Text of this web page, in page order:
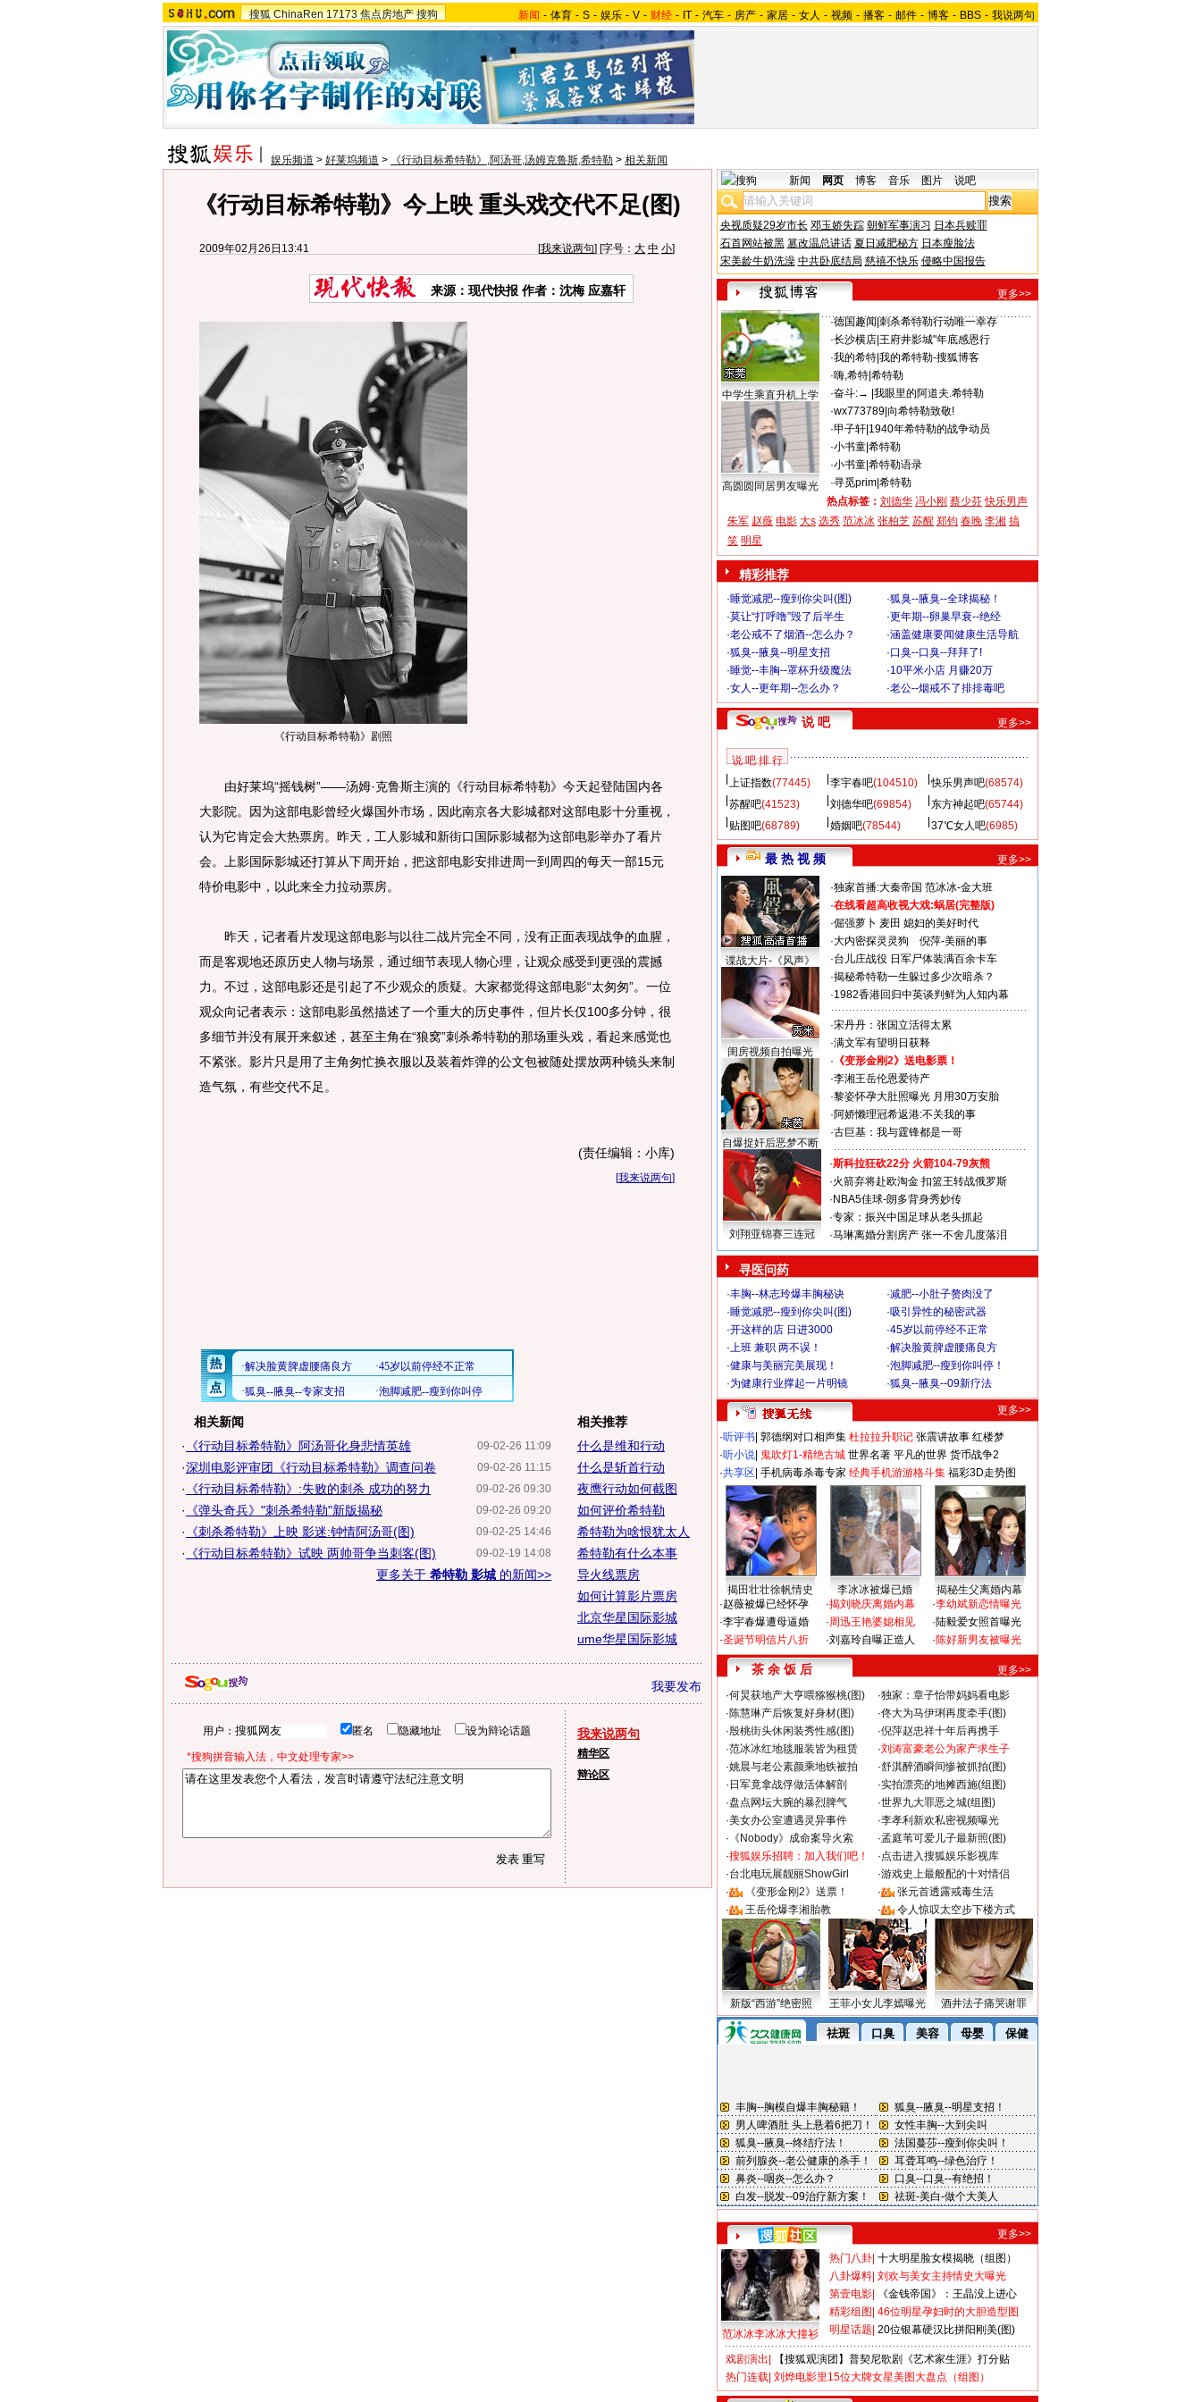
搜狐 ChinaRen 17173 焦点房地产 搜狗 新闻 - 体育 - S - 娱乐 - V - 财经 - IT - 汽车 - 房产 - 家居 - 女人 - 视频 - 播客 - 邮件 - 博客 - BBS - 我说两句
娱乐频道 > 好莱坞频道 > 《行动目标希特勒》,阿汤哥,汤姆克鲁斯,希特勒 > 相关新闻
《行动目标希特勒》今上映 重头戏交代不足(图)
2009年02月26日13:41 [我来说两句] [字号： 大 中 小]
来源：现代快报 作者：沈梅 应嘉轩
《行动目标希特勒》剧照
由好莱坞“摇钱树”——汤姆·克鲁斯主演的《行动目标希特勒》今天起登陆国内各
大影院。因为这部电影曾经火爆国外市场，因此南京各大影城都对这部电影十分重视，
认为它肯定会大热票房。昨天，工人影城和新街口国际影城都为这部电影举办了看片
会。上影国际影城还打算从下周开始，把这部电影安排进周一到周四的每天一部15元
特价电影中，以此来全力拉动票房。
昨天，记者看片发现这部电影与以往二战片完全不同，没有正面表现战争的血腥，
而是客观地还原历史人物与场景，通过细节表现人物心理，让观众感受到更强的震撼
力。不过，这部电影还是引起了不少观众的质疑。大家都觉得这部电影“太匆匆”。一位
观众向记者表示：这部电影虽然描述了一个重大的历史事件，但片长仅100多分钟，很
多细节并没有展开来叙述，甚至主角在“狼窝”刺杀希特勒的那场重头戏，看起来感觉也
不紧张。影片只是用了主角匆忙换衣服以及装着炸弹的公文包被随处摆放两种镜头来制
造气氛，有些交代不足。
(责任编辑：小库)
[我来说两句]
相关新闻
09-02-26 11:09
· 《行动目标希特勒》阿汤哥化身悲情英雄
09-02-26 11:15
·深圳电影评审团《行动目标希特勒》调查问卷
09-02-26 09:30
· 《行动目标希特勒》:失败的刺杀 成功的努力
09-02-26 09:20
· 《弹头奇兵》"刺杀希特勒"新版揭秘
09-02-25 14:46
· 《刺杀希特勒》上映 影迷:钟情阿汤哥(图)
09-02-19 14:08
·
《行动目标希特勒》试映 两帅哥争当刺客(图)
更多关于 希特勒 影城 的新闻>>
相关推荐
什么是维和行动
什么是斩首行动
夜鹰行动如何截图
如何评价希特勒
希特勒为啥恨犹太人
希特勒有什么本事
导火线票房
如何计算影片票房
北京华星国际影城
ume华星国际影城
我要发布
用户： 匿名 隐藏地址 设为辩论话题
*搜狗拼音输入法，中文处理专家>>
我来说两句
精华区
辩论区
新闻 网页 博客 音乐 图片 说吧
央视质疑29岁市长 邓玉娇失踪 朝鲜军事演习 日本兵赎罪
石首网站被黑 篡改温总讲话 夏日减肥秘方 日本瘦脸法
宋美龄牛奶洗澡 中共卧底结局 慈禧不快乐 侵略中国报告
更多>>
中学生乘直升机上学
高圆圆同居男友曝光
·德国趣闻 刺杀希特勒行动唯一幸存
·长沙横店| 王府井影城"年底感恩行
·我的希特| 我的希特勒-搜狐博客
·嗨,希特| 希特勒
·奋斗:→ 我眼里的阿道夫.希特勒
·wx773789| 向希特勒致敬!
·甲子轩| 1940年希特勒的战争动员
·小书童| 希特勒
·小书童| 希特勒语录
·寻觅prim| 希特勒
热点标签： 刘德华 冯小刚 蔡少芬 快乐男声
朱军 赵薇 电影 大s 选秀 范冰冰 张柏芝 苏醒 郑钧 春晚 李湘 搞
笑 明星
精彩推荐
·睡觉减肥--瘦到你尖叫(图) ·狐臭--腋臭--全球揭秘！
·莫让“打呼噜”毁了后半生 ·更年期--卵巢早衰--绝经
·老公戒不了烟酒--怎么办？ ·涵盖健康要闻健康生活导航
·狐臭--腋臭--明星支招 ·口臭--口臭--拜拜了!
·睡觉--丰胸--罩杯升级魔法 ·10平米小店 月赚20万
·女人--更年期--怎么办？ ·老公--烟戒不了排排毒吧
说 吧 更多>>
说 吧 排 行
上证指数(77445) 李宇春吧(104510) 快乐男声吧(68574)
苏醒吧(41523) 刘德华吧(69854) 东方神起吧(65744)
贴图吧(68789) 婚姻吧(78544) 37℃女人吧(6985)
最 热 视 频 更多>>
谍战大片-《风声》
闺房视频自拍曝光
自爆捉奸后恶梦不断
·独家首播:大秦帝国 范冰冰-金大班
·在线看超高收视大戏:蜗居(完整版)
·倔强萝卜 麦田 媳妇的美好时代
·大内密探灵灵狗
倪萍-美丽的事
·台儿庄战役 日军尸体装满百余卡车
·揭秘希特勒一生躲过多少次暗杀？
·1982香港回归中英谈判鲜为人知内幕
·宋丹丹：张国立活得太累
·满文军有望明日获释
· 《变形金刚2》送电影票！
·李湘王岳伦恩爱待产
·黎姿怀孕大肚照曝光 月用30万安胎
·阿娇懒理冠希返港:不关我的事
·古巨基：我与霆锋都是一哥
刘翔亚锦赛三连冠
·斯科拉狂砍22分 火箭104-79灰熊
·火箭弃将赴欧淘金 扣篮王转战俄罗斯
· NBA5佳球-朗多背身秀妙传
·专家：振兴中国足球从老头抓起
·马琳离婚分割房产 张一不舍几度落泪
寻医问药
·丰胸--林志玲爆丰胸秘诀 ·减肥--小肚子赘肉没了
·睡觉减肥--瘦到你尖叫(图) ·吸引异性的秘密武器
·开这样的店 日进3000 ·45岁以前停经不正常
·上班 兼职 两不误！ ·解决脸黄脾虚腰痛良方
·健康与美丽完美展现！ ·泡脚减肥--瘦到你叫停！
·为健康行业撑起一片明镜 ·狐臭--腋臭--09新疗法
更多>>
·听评书 郭德纲对口相声集 杜拉拉升职记 张震讲故事 红楼梦
·听小说 鬼吹灯1-精绝古城 世界名著 平凡的世界 货币战争2
·共享区 手机病毒杀毒专家 经典手机游游格斗集 福彩3D走势图
揭田壮壮徐帆情史 李冰冰被爆已婚
揭秘生父离婚内幕
·赵薇被爆已经怀孕
·李宇春爆遭母逼婚
·圣诞节明信片八折
·揭刘晓庆离婚内幕
·周迅王艳婆媳相见
·刘嘉玲自曝正造人
·李幼斌新恋情曝光
·陆毅爱女照首曝光
·陈好新男友被曝光
茶 余 饭 后
更多>>
·何炅获地产大亨喂猕猴桃(图) ·独家：章子怡带妈妈看电影
·陈慧琳产后恢复好身材(图) ·佟大为马伊琍再度牵手(图)
·殷桃街头休闲装秀性感(图) ·倪萍赵忠祥十年后再携手
·范冰冰红地毯服装皆为租赁 ·刘涛富豪老公为家产求生子
·姚晨与老公素颜乘地铁被拍 ·舒淇醉酒瞬间惨被抓拍(图)
· 日军竟拿战俘做活体解剖 ·实拍漂亮的地摊西施(组图)
·盘点网坛大腕的暴烈脾气 ·世界九大罪恶之城(组图)
·美女办公室遭遇灵异事件 ·李孝利新欢私密视频曝光
· 《Nobody》成命案导火索 ·孟庭苇可爱儿子最新照(图)
·搜狐娱乐招聘：加入我们吧！ ·点击进入搜狐娱乐影视库
·台北电玩展靓丽ShowGirl ·游戏史上最般配的十对情侣
·
《变形金刚2》送票！ ·
张元首透露戒毒生活
·
王岳伦爆李湘胎教 · 令人惊叹太空步下楼方式
新版“西游”绝密照 王菲小女儿李嫣曝光 酒井法子痛哭谢罪
更多>>
范冰冰李冰冰大撞衫
热门八卦 十大明星脸女模揭晓（组图）
八卦爆料 刘欢与美女主持情史大曝光
第壹电影
《金钱帝国》：王晶没上进心
精彩组图 46位明星孕妇时的大胆造型图
明星话题 20位银幕硬汉比拼阳刚美(图)
戏剧演出
【搜狐观演团】普契尼歌剧《艺术家生涯》打分贴
热门连载 刘烨电影里15位大牌女星美图大盘点（组图）